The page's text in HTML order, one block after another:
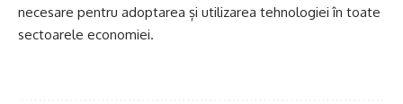
necesare pentru adoptarea și utilizarea tehnologiei în toate
sectoarele economiei.